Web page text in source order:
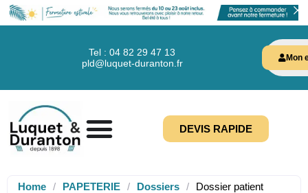
Tel : 04 82 29 47 13
pld@luquet-duranton.fr
Mon
DEVIS RAPIDE
Home / PAPETERIE / Dossiers /
Dossier patient